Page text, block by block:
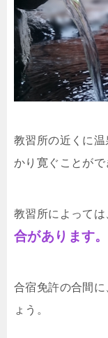
教習所の近くに
かり寛ぐことがで
教習所によっては
合があります。
合宿免許の合間
ょう。